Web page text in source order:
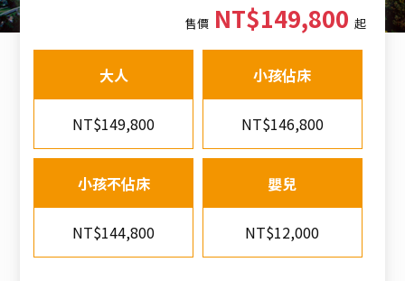
售價NT$149,800 起
大人
NT$149,800
小孩佔床
NT$146,800
小孩不佔床
NT$144,800
嬰兒
NT$12,000